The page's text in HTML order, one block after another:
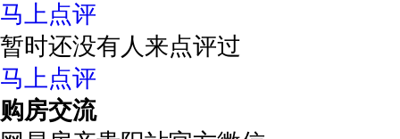
马上点评
暂时还没有人来点评过
马上点评
购房交流